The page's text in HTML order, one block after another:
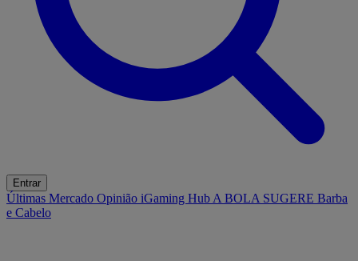
Entrar
Últimas Mercado Opinião iGaming Hub A BOLA SUGERE Barba
e Cabelo